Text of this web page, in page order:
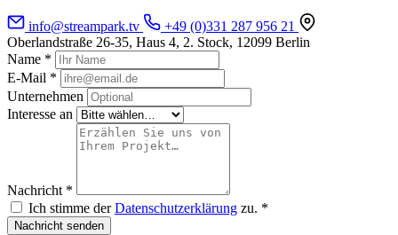
info@streampark.tv
+49 (0)331 287 956 21
Oberlandstraße 26-35, Haus 4, 2. Stock, 12099 Berlin
Name *
E-Mail *
Unternehmen
Interesse an
Nachricht *
Ich stimme derDatenschutzerklärung zu. *
Nachricht senden